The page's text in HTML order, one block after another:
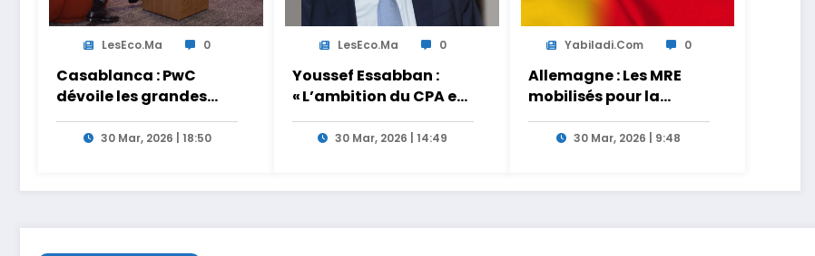
LesEco.ma 0
Casablanca : PwC
dévoile les grandes
tendances de la CEO
Survey 2026
30 Mar, 2026 | 18:50
LesEco.ma 0
Youssef Essabban :
« L’ambition du CPA est
de dépasser les
modèles traditionnels
30 Mar, 2026 | 14:49
Yabiladi.com 0
Allemagne : Les MRE
mobilisés pour la
transmission des liens
entre générations
30 Mar, 2026 | 9:48